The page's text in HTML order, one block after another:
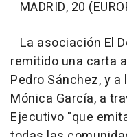
MADRID, 20
La asociación El
remitido una carta
Pedro Sánchez, y
Mónica García, a
Ejecutivo "que